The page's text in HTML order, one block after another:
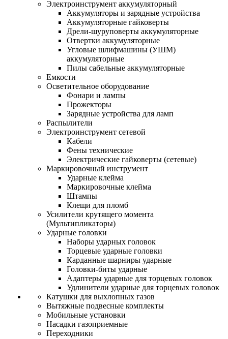
Электроинструмент аккумуляторный
Аккумуляторы и зарядные устройства
Аккумуляторные гайковерты
Дрели-шуруповерты аккумуляторные
Отвертки аккумуляторные
Угловые шлифмашины (УШМ)
аккумуляторные
Пилы сабельные аккумуляторные
Емкости
Осветительное оборудование
Фонари и лампы
Прожекторы
Зарядные устройства для ламп
Распылители
Электроинструмент сетевой
Кабели
Фены технические
Электрические гайковерты (сетевые)
Маркировочный инструмент
Ударные клейма
Маркировочные клейма
Штампы
Клещи для пломб
Усилители крутящего момента
(Мультипликаторы)
Ударные головки
Наборы ударных головок
Торцевые ударные головки
Карданные шарниры ударные
Головки-биты ударные
Адаптеры ударные для торцевых головок
Удлинители ударные для торцевых головок
Катушки для выхлопных газов
Вытяжные подвесные комплекты
Мобильные установки
Насадки газоприемные
Переходники